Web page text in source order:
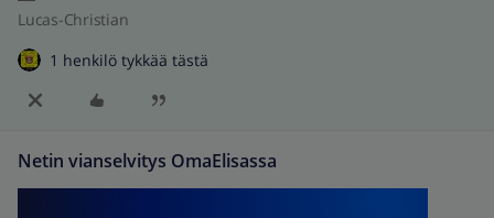
Lucas-Christian
1 henkilö tykkää tästä
Netin vianselvitys OmaElisassa